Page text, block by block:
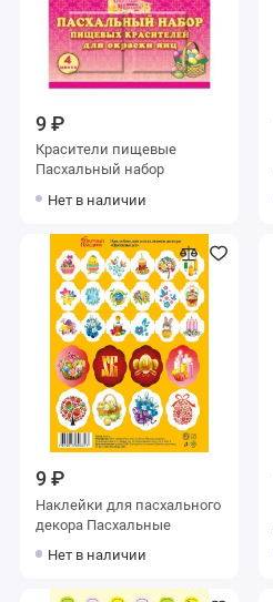
9 ₽
Красители пищевые
Пасхальный набор
Нет в наличии
9 ₽
Наклейки для пасхального
декора Пасхальные
Нет в наличии